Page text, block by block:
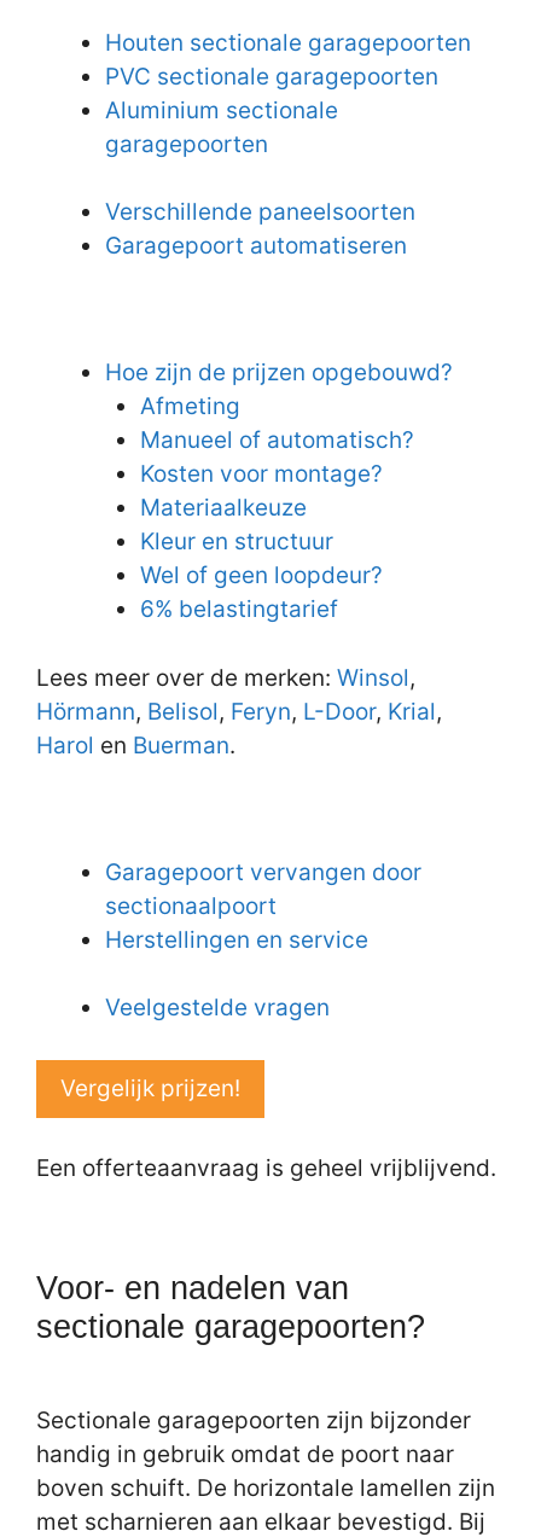
Houten sectionale garagepoorten
PVC sectionale garagepoorten
Aluminium sectionale
garagepoorten
Verschillende paneelsoorten
Garagepoort automatiseren
Hoe zijn de prijzen opgebouwd?
Afmeting
Manueel of automatisch?
Kosten voor montage?
Materiaalkeuze
Kleur en structuur
Wel of geen loopdeur?
6% belastingtarief
Lees meer over de merken: Winsol,
Hörmann, Belisol, Feryn, L-Door, Krial,
Harol en Buerman.
Garagepoort vervangen door
sectionaalpoort
Herstellingen en service
Veelgestelde vragen
Vergelijk prijzen!
Een offerteaanvraag is geheel vrijblijvend.
Voor- en nadelen van
sectionale garagepoorten?
Sectionale garagepoorten zijn bijzonder
handig in gebruik omdat de poort naar
boven schuift. De horizontale lamellen zijn
met scharnieren aan elkaar bevestigd. Bij